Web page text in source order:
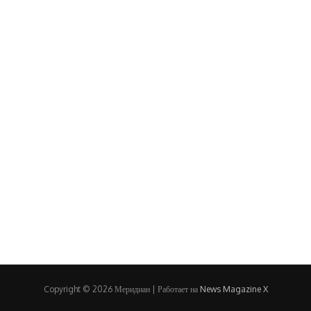
Copyright © 2026 Меридиан | Работает на News Magazine X